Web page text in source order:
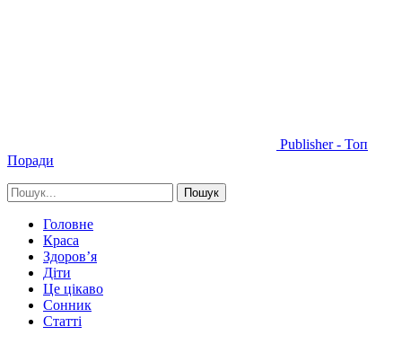
Publisher - Топ
Поради
Головне
Краса
Здоров’я
Діти
Це цікаво
Сонник
Статті